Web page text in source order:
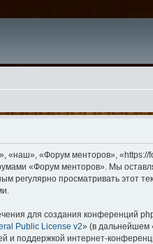
«Форум менторов», «https://
«Форум менторов». Мы
регулярно просматривать этот
для создания конференций
Public License v2» (в дальнейшем
и поддержкой интернет-